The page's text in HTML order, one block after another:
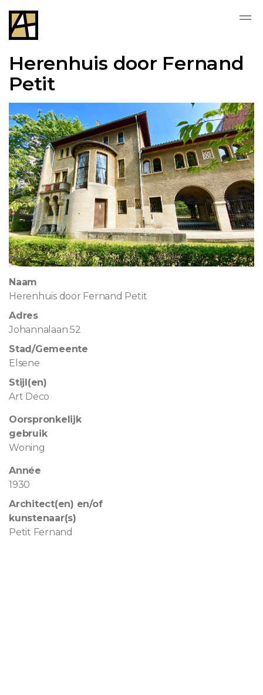
Herenhuis door Fernand
Petit
Naam
Herenhuis door Fernand Petit
Adres
Johannalaan 52
Stad/Gemeente
Elsene
Stijl(en)
Art Deco
Oorspronkelijk
gebruik
Woning
Année
1930
Architect(en) en/of
kunstenaar(s)
Petit Fernand